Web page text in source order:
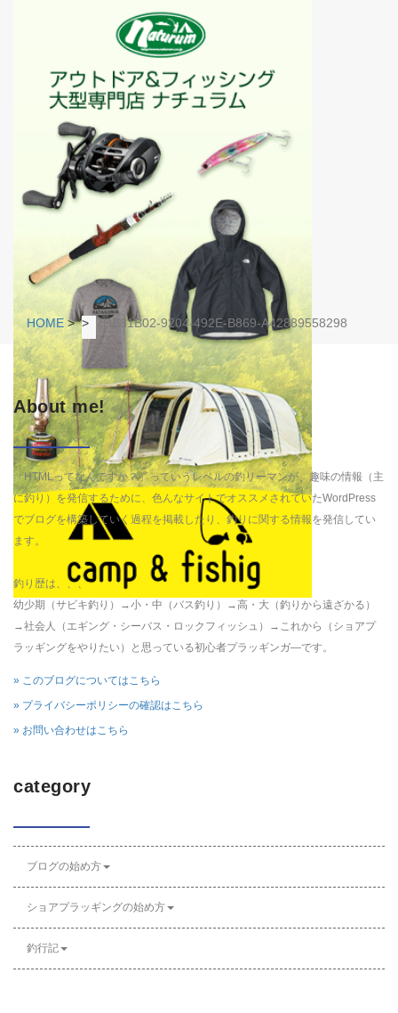
HOME >> 7DE81B02-9204-492E-B869-A42889558298
About me!
「HTMLってなんですか？」っていうレベルの釣リーマンが、趣味の情報（主
に釣り）を発信するために、色んなサイトでオススメされていたWordPress
でブログを構築していく過程を掲載したり、釣りに関する情報を発信してい
ます。
釣り歴は、、、
幼少期（サビキ釣り）→小・中（バス釣り）→高・大（釣りから遠ざかる）
→社会人（エギング・シーバス・ロックフィッシュ）→これから（ショアプ
ラッギングをやりたい）と思っている初心者プラッギンガ―です。
» このブログについてはこちら
» プライバシーポリシーの確認はこちら
» お問い合わせはこちら
category
ブログの始め方
ショアプラッギングの始め方
釣行記